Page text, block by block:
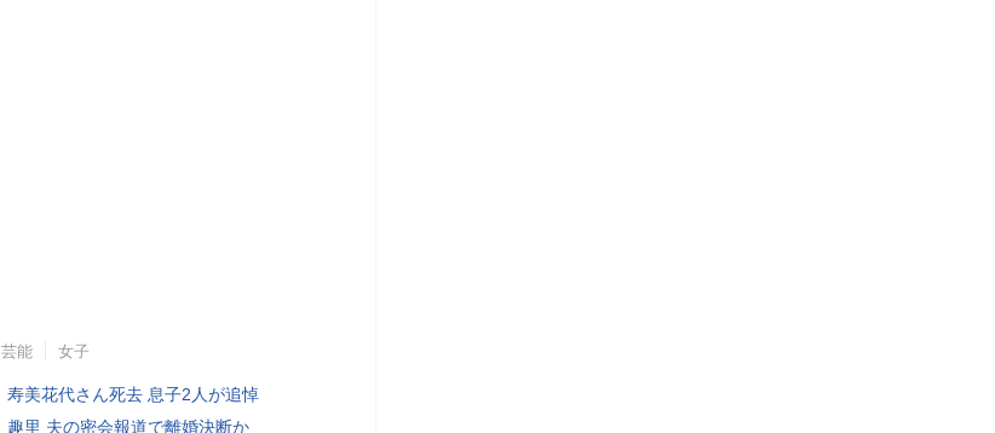
芸能 女子
寿美花代さん死去 息子2人が追悼
趣里 夫の密会報道で離婚決断か